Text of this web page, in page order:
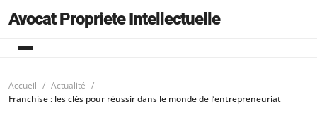
Avocat Propriete Intellectuelle
Accueil
Actualité
Franchise : les clés pour réussir dans le monde de l’entrepreneuriat